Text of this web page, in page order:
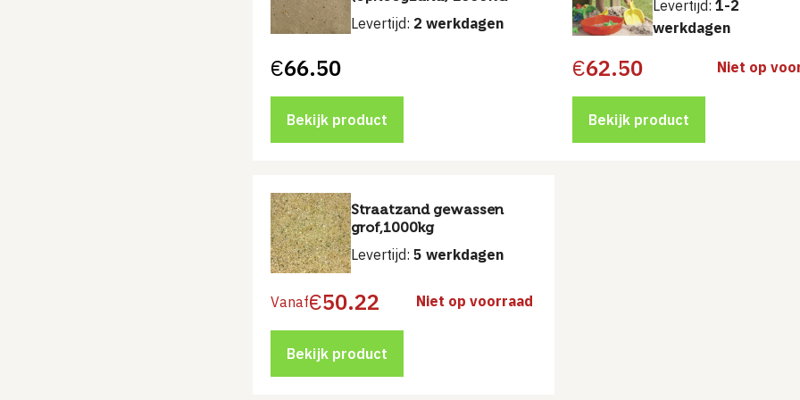
Levertijd: 2 werkdagen
€66.50
Bekijk product
Levertijd: 1-2
werkdagen
€62.50 Niet op
Bekijk product
Straatzand gewassen
grof,1000kg
Levertijd: 5 werkdagen
Vanaf€50.22 Niet op voorraad
Bekijk product